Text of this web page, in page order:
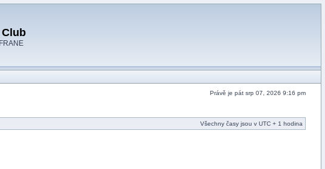
Právě je pát srp 07, 2026 9:16 pm
Všechny časy jsou v UTC + 1 hodina